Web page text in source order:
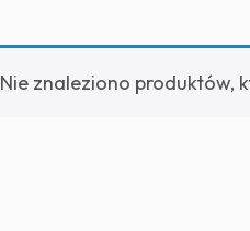
Nie znaleziono produktów,